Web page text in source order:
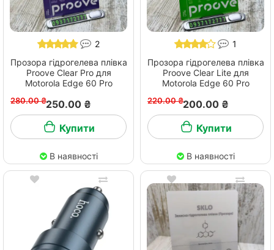
2
Прозора гідрогелева плівка
Proove Clear Pro для
Motorola Edge 60 Pro
280.00 ₴250.00 ₴
Купити
В наявності
1
Прозора гідрогелева плівка
Proove Clear Lite для
Motorola Edge 60 Pro
220.00 ₴200.00 ₴
Купити
В наявності